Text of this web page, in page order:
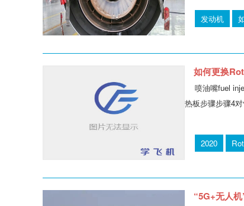
发动机
如何更换
喷油嘴fuel
热板步骤步骤4
2020
“5G+无人